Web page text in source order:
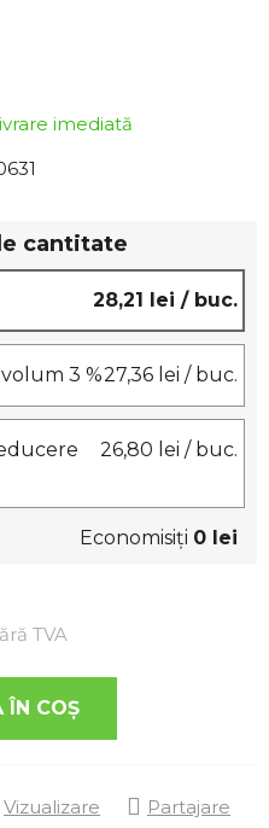
imediată
cantitate
28,21 lei / buc.
3 %27,36 lei / buc.
26,80 lei / buc.
Economisiţi 0 lei
TVA
ÎN COŞ
Vizualizare Partajare